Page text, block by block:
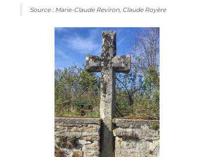
Source : Marie-Claude Reviron, Claude Royère